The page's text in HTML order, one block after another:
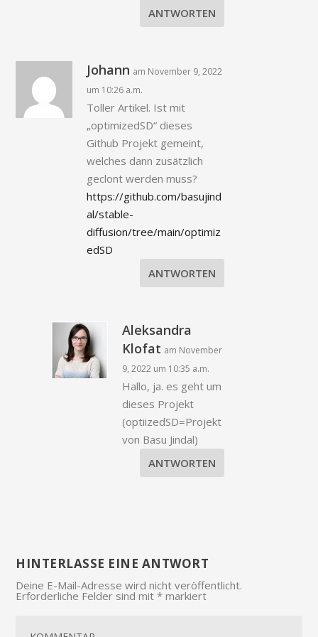
ANTWORTEN
Johann am November 9, 2022
um 10:26 a.m.
Toller Artikel. Ist mit
„optimizedSD“ dieses
Github Projekt gemeint,
welches dann zusätzlich
geclont werden muss?
https://github.com/basujind
al/stable-
diffusion/tree/main/optimiz
edSD
ANTWORTEN
Aleksandra
Klofat am November
9, 2022 um 10:35 a.m.
Hallo, ja. es geht um
dieses Projekt
(optiizedSD=Projekt
von Basu Jindal)
ANTWORTEN
HINTERLASSE EINE ANTWORT
Deine E-Mail-Adresse wird nicht veröffentlicht.
Erforderliche Felder sind mit* markiert